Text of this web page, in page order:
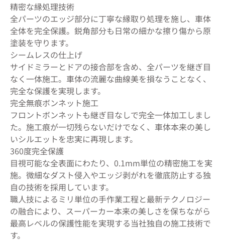
精密な縁処理技術
全パーツのエッジ部分に丁寧な縁取り処理を施し、車体
全体を完全保護。鋭角部分も日常の細かな擦り傷から原
塗装を守ります。
シームレスの仕上げ
サイドミラーとドアの接合部を含め、全パーツを継ぎ目
なく一体施工。車体の流麗な曲線美を損なうことなく、
完全な保護を実現します。
完全無痕ボンネット施工
フロントボンネットも継ぎ目なしで完全一体加工しまし
た。施工痕が一切残らないだけでなく、車体本来の美し
いシルエットを忠実に再現します。
360度完全保護
目視可能な全表面にわたり、0.1mm単位の精密施工を実
施。微細なダスト侵入やエッジ剥がれを徹底防止する独
自の技術を採用しています。
職人技によるミリ単位の手作業工程と最新テクノロジー
の融合により、スーパーカー本来の美しさを保ちながら
最高レベルの保護性能を実現する当社独自の施工技術で
す。